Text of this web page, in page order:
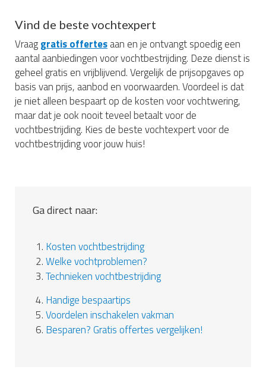
Vind de beste vochtexpert
Vraaggratis offertesaan en je ontvangt spoedig een
aantal aanbiedingen voor vochtbestrijding. Deze dienst is
geheel gratis en vrijblijvend. Vergelijk de prijsopgaves op
basis van prijs, aanbod en voorwaarden. Voordeel is dat
je niet alleen bespaart op de kosten voor vochtwering,
maar dat je ook nooit teveel betaalt voor de
vochtbestrijding. Kies de beste vochtexpert voor de
vochtbestrijding voor jouw huis!
Ga direct naar:
1. Kosten vochtbestrijding
2.Welke vochtproblemen?
3.Technieken vochtbestrijding
4. Handige bespaartips
5.Voordelen inschakelen vakman
6. Besparen? Gratis offertes vergelijken!